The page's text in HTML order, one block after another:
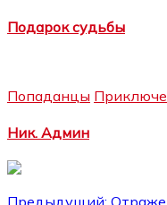
Подарок судьбы
Попаданцы
Ник. Админ